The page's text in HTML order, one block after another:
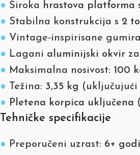
● Široka hrastova platforma
● Stabilna konstrukcija s 2
● Vintage-inspirisane
● Lagani aluminijski okvir
● Maksimalna nosivost: 100
● Težina: 3,35 kg (uključujući
● Pletena korpica uključena
Tehničke specifikacije
● Preporučeni uzrast: 6+